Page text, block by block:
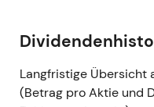
Langfristige Übersicht
(Betrag pro Aktie und